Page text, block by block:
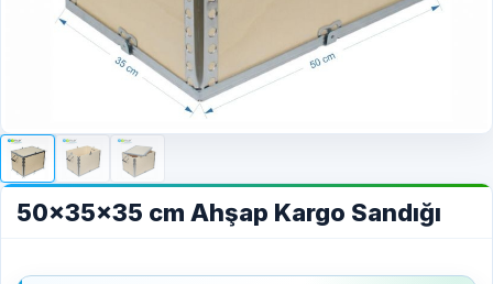
50x35x35 cm Ahşap Kargo Sandığı